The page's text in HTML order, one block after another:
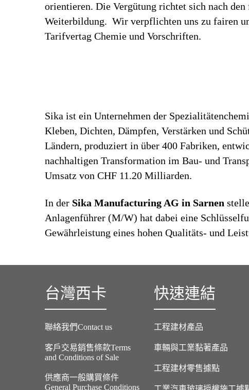
orientieren. Die Vergütung richtet sich nach
Weiterbildung. Wir verpflichten uns zu fairen
Tarifvertag Chemie und Vorschriften.
Sika ist ein Unternehmen der
Kleben, Dichten, Dämpfen, Verstärken und
Ländern, produziert in über 400 Fabriken,
nachhaltigen Transformation im Bau- und
Umsatz von CHF 11.20 Milliarden.
In der Sika Manufacturing AG in Sarnen
Anlagenführer (M/W) hat dabei eine
Gewährleistung eines hohen Qualitäts- und
台灣西卡
聯絡我們Contact us
客戶交易銷售條款Terms
and Conditions of Sale
供應商一般購買條件
General Purchase Conditions
快速連結
工程建材產品
車輛與工業黏著產品
工程建材零售據點